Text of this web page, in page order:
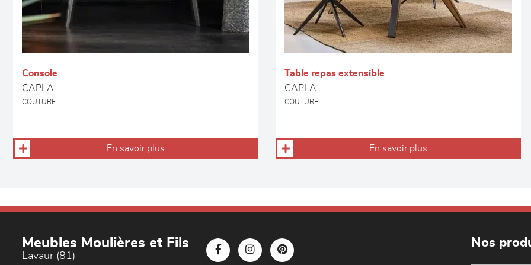
Console
CAPLA
COUTURE
En savoir plus
Table repas extensible
CAPLA
COUTURE
En savoir plus
Meubles Moulières et Fils
Lavaur (81)
Nos